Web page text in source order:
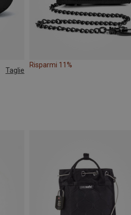
Taglie
Risparmi 11%